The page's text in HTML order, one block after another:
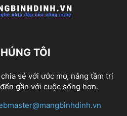
TÔI
sẻ với ước mơ, nâng tầm tri
gần với cuộc sống hơn.